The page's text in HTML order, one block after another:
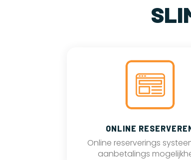
ONLINE
Online reserverings
aanbetalings